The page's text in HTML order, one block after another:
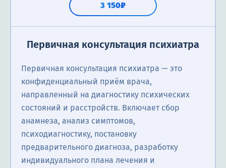
3 150₽
Первичная консультация психиатра
Первичная консультация психиатра — это
конфиденциальный приём врача,
направленный на диагностику психических
состояний и расстройств. Включает сбор
анамнеза, анализ симптомов,
психодиагностику, постановку
предварительного диагноза, разработку
индивидуального плана лечения и